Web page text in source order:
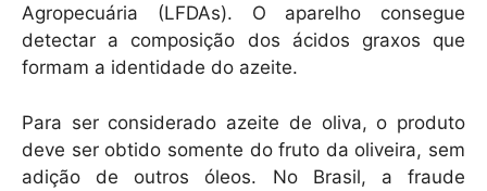
Agropecuária (LFDAs). O aparelho consegue
detectar a composição dos ácidos graxos que
formam a identidade do azeite.
Para ser considerado azeite de oliva, o produto
deve ser obtido somente do fruto da oliveira, sem
adição de outros óleos. No Brasil, a fraude